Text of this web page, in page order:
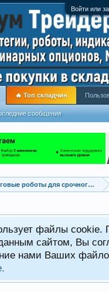
Войти или
роботы для срочного и
файлы cookie.
сайтом, Вы
нами Ваших
сообщения
🔥 Топ складчин